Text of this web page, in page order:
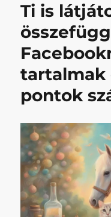
Ti is
tartalmak
pontok